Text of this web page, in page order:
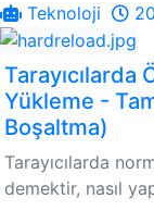
Teknoloji
Tarayıcılarda
Yükleme -
Boşaltma)
Tarayıcılarda
demektir, nasıl